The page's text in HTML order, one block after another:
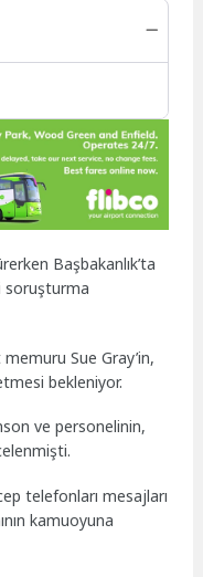
Başbakanlık’ta
soruşturma
Sue Gray’in,
bekleniyor.
ve personelinin,
telefonları mesajları
kamuoyuna